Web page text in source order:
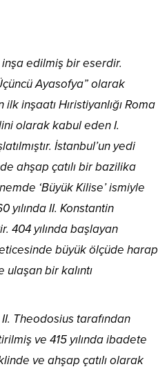
edilmiş bir eserdir.
Ayasofya” olarak
inşaatı Hıristiyanlığı Roma
olarak kabul eden I.
İstanbul’un yedi
ahşap çatılı bir bazilika
‘Büyük Kilise’ ismiyle
yılında II. Konstantin
404 yılında başlayan
büyük ölçüde harap
ulaşan bir kalıntı
Theodosius tarafından
ve 415 yılında ibadete
ve ahşap çatılı olarak